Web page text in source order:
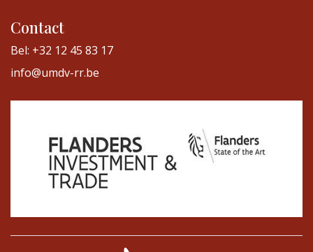
Contact
Bel: +32 12 45 83 17
info@umdv-rr.be